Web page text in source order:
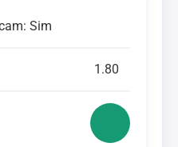
Sim
1.80